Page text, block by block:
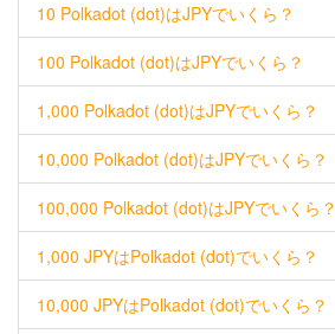
10 Polkadot (dot)はJPYでいくら？
100 Polkadot (dot)はJPYでいくら？
1,000 Polkadot (dot)はJPYでいくら？
10,000 Polkadot (dot)はJPYでいくら？
100,000 Polkadot (dot)はJPYでいくら？
1,000 JPYはPolkadot (dot)でいくら？
10,000 JPYはPolkadot (dot)でいくら？